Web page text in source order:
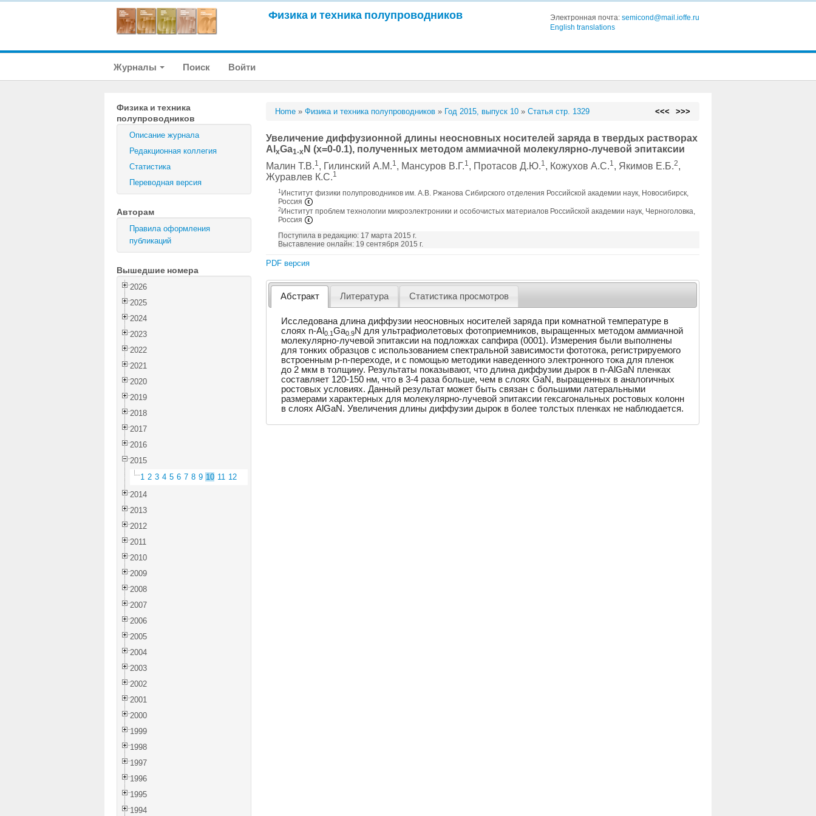
Физика и техника полупроводников Электронная почта: semicond@mail.ioffe.ru
English translations
Журналы Поиск Войти
Физика и техника
полупроводников
Описание журнала
Редакционная коллегия
Статистика
Переводная версия
Авторам
Правила оформления
публикаций
Вышедшие номера
2026
2025
2024
2023
2022
2021
2020
2019
2018
2017
2016
2015
1 2 3 4 5 6 7 8 9 10 11 12
2014
2013
2012
2011
2010
2009
2008
2007
2006
2005
2004
2003
2002
2001
2000
1999
1998
1997
1996
1995
1994
Home »Физика и техника полупроводников » Год 2015, выпуск 10 »Статья стр. 1329 <<< >>>
Увеличение диффузионной длины неосновных носителей заряда в твердых растворах
AlxGa1-x N (x=0-0.1), полученных методом аммиачной молекулярно-лучевой эпитаксии
Малин Т.В.1, Гилинский А.М.1, Мансуров В.Г.1, Протасов Д.Ю.1, Кожухов А.С.1, Якимов Е.Б.2,
Журавлев К.С.1
1 Институт физики полупроводников им. А.В. Ржанова Сибирского отделения Российской академии наук, Новосибирск,
Россия
2 Институт проблем технологии микроэлектроники и особочистых материалов Российской академии наук, Черноголовка,
Россия
Поступила в редакцию: 17 марта 2015 г.
Выставление онлайн: 19 сентября 2015 г.
PDF версия
Абстракт Литература Статистика просмотров
Исследована длина диффузии неосновных носителей заряда при комнатной температуре в
слоях n-Al 0.1Ga0.9N для ультрафиолетовых фотоприемников, выращенных методом аммиачной
молекулярно-лучевой эпитаксии на подложках сапфира (0001). Измерения были выполнены
для тонких образцов с использованием спектральной зависимости фототока, регистрируемого
встроенным p-n-переходе, и с помощью методики наведенного электронного тока для пленок
до 2 мкм в толщину. Результаты показывают, что длина диффузии дырок в n-AlGaN плeнках
составляет 120-150 нм, что в 3-4 раза больше, чем в слоях GaN, выращенных в аналогичных
ростовых условиях. Данный результат может быть связан с бoльшими латеральными
размерами характерных для молекулярно-лучевой эпитаксии гексагональных ростовых колонн
в слоях AlGaN. Увеличения длины диффузии дырок в более толстых плeнках не наблюдается.